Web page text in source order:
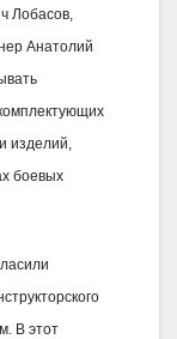
Лобасов,
Анатолий
изделий,
боевых
В этот